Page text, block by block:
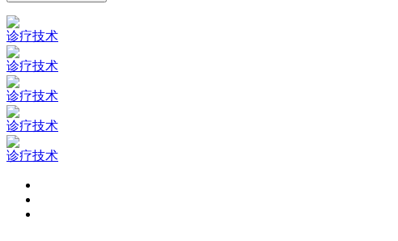
诊疗技术
诊疗技术
诊疗技术
诊疗技术
诊疗技术